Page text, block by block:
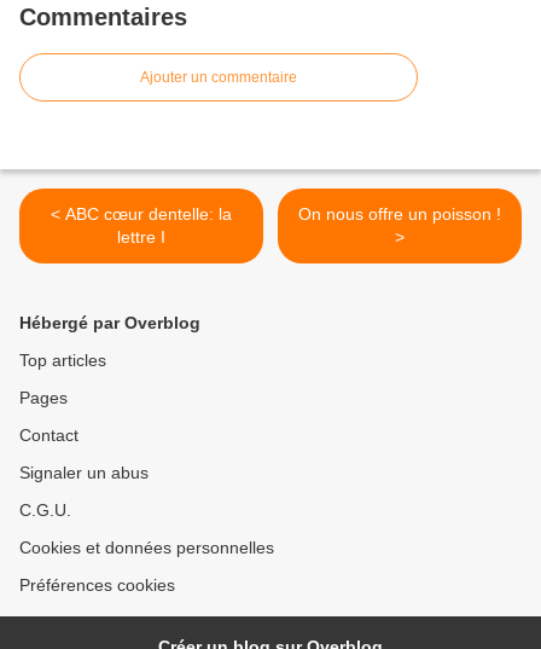
Commentaires
Ajouter un commentaire
< ABC cœur dentelle: la
lettre I
On nous offre un poisson !
>
Hébergé par Overblog
Top articles
Pages
Contact
Signaler un abus
C.G.U.
Cookies et données personnelles
Préférences cookies